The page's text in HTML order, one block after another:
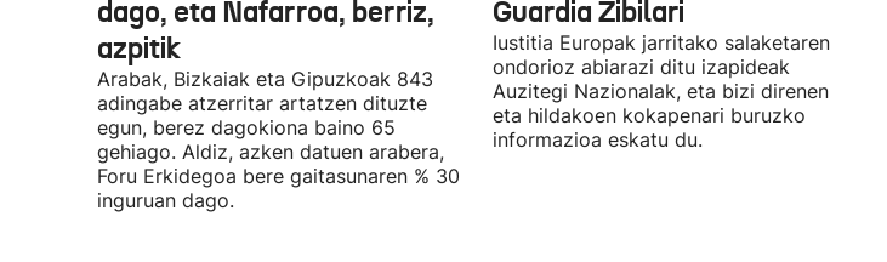
dago, eta Nafarroa, berriz,
azpitik
Arabak, Bizkaiak eta Gipuzkoak 843
adingabe atzerritar artatzen dituzte
egun, berez dagokiona baino 65
gehiago. Aldiz, azken datuen arabera,
Foru Erkidegoa bere gaitasunaren % 30
inguruan dago.
Guardia Zibilari
Iustitia Europak jarritako salaketaren
ondorioz abiarazi ditu izapideak
Auzitegi Nazionalak, eta bizi direnen
eta hildakoen kokapenari buruzko
informazioa eskatu du.